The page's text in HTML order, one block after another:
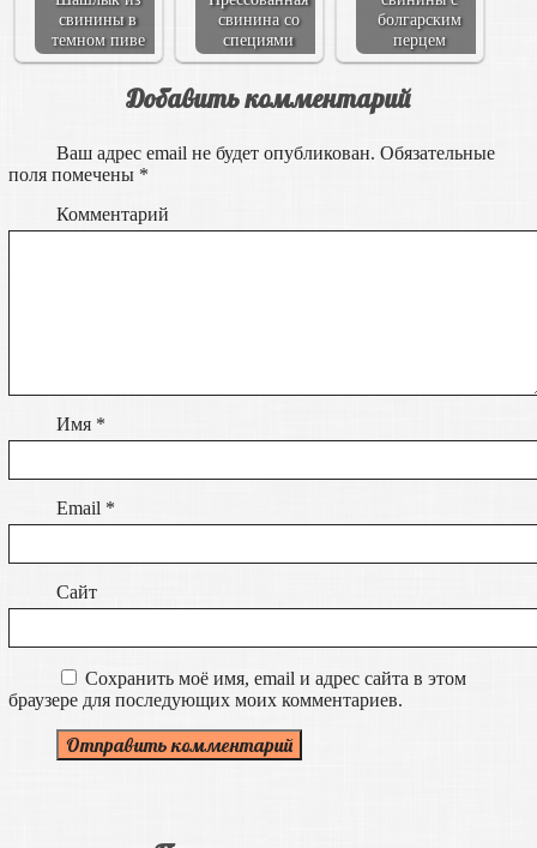
свинины в
темном пиве
свинина со
специями
болгарским
перцем
Добавить комментарий
Ваш адрес email не будет опубликован. Обязательные
поля помечены *
Комментарий
Имя *
Email *
Сайт
Сохранить моё имя, email и адрес сайта в этом
браузере для последующих моих комментариев.